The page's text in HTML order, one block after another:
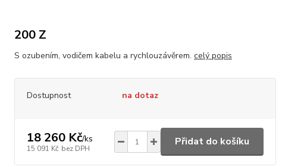
200 Z
S ozubením, vodičem kabelu a rychlouzávěrem. celý popis
Dostupnost na dotaz
18 260 Kč/ks
15 091 Kč bez DPH
Přidat do košíku